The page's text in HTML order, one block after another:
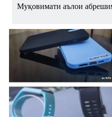
Муқовимати аълои